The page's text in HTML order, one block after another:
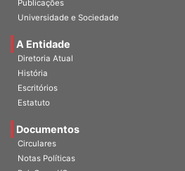
Universidade e Sociedade
Diretoria Atual
História
Escritórios
Estatuto
Circulares
Notas Políticas
Rel. Conad/Congresso